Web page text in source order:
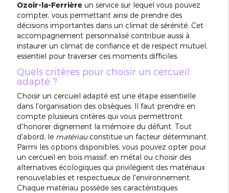
Ozoir-la-Ferrièreun service sur lequel vous pouvez
compter, vous permettant ainsi de prendre des
décisions importantes dans un climat de sérénité. Cet
accompagnement personnalisé contribue aussi à
instaurer un climat de confiance et de respect mutuel,
essentiel pour traverser ces moments difficiles.
Quels critères pour choisir un cercueil
adapté ?
Choisir un cercueil adapté est une étape essentielle
dans l'organisation des obsèques. Il faut prendre en
compte plusieurs critères qui vous permettront
d'honorer dignement la mémoire du défunt. Tout
d'abord, le matériauconstitue un facteur déterminant.
Parmi les options disponibles, vous pouvez opter pour
un cercueil en bois massif, en métal ou choisir des
alternatives écologiques qui privilégient des matériaux
renouvelables et respectueux de l'environnement.
Chaque matériau possède ses caractéristiques